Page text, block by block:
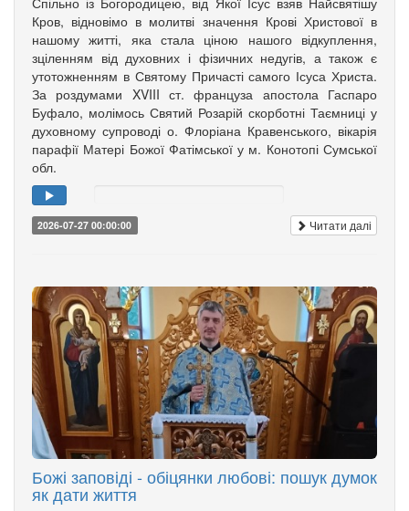
Кров, відновімо в молитві значення Крові Христової в
нашому житті, яка стала ціною нашого відкуплення,
зціленням від духовних і фізичних недугів, а також є
утотожненням в Святому Причасті самого Ісуса Христа.
За роздумами XVIII ст. француза апостола Гаспаро
Буфало, молімось Святий Розарій скорботні Таємниці у
духовному супроводі о. Флоріана Кравенського, вікарія
парафії Матері Божої Фатімської у м. Конотопі Сумської
обл.
2026-07-27 00:00:00 Читати далі
Божі заповіді - обіцянки любові: пошук думок
як дати життя